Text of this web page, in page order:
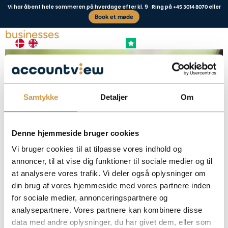
Samtykke Detaljer Om
Denne hjemmeside bruger cookies
Vi bruger cookies til at tilpasse vores indhold og
annoncer, til at vise dig funktioner til sociale medier og til
at analysere vores trafik. Vi deler også oplysninger om
din brug af vores hjemmeside med vores partnere inden
for sociale medier, annonceringspartnere og
analysepartnere. Vores partnere kan kombinere disse
data med andre oplysninger, du har givet dem, eller som
Vi har åbent hele sommeren på hverdage efter kl. 9 · Ring på +45 3014 8070eller
Book et møde
Time tracking – Requirements and rules for
businesses
From July 1, 2024, all companies must register employee working hours. Get
an overview of the new time tracking requirements and how to comply.
Facebook
Mastodon
EmailShare